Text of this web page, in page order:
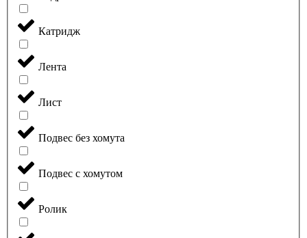
Катридж
Лента
Лист
Подвес без хомута
Подвес с хомутом
Ролик